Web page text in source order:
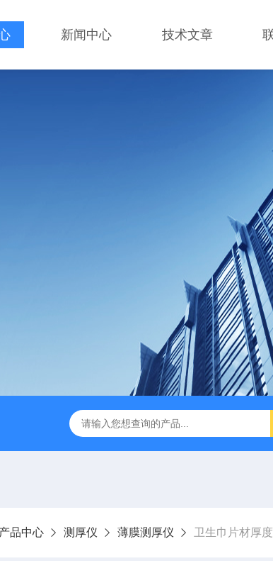
新闻中心 技术文章
器 密封测漏仪 密封检测设备
产品中心 测厚仪 薄膜测厚仪 卫生巾片材厚